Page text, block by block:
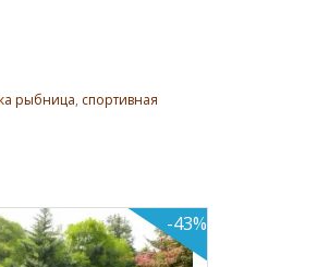
рыбница, спортивная
-43%